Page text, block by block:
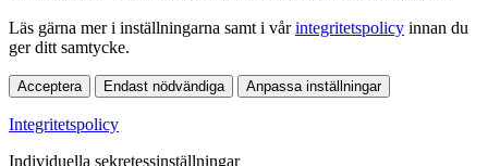
Läs gärna mer i inställningarna samt i vårintegritetspolicy innan du
ger ditt samtycke.
Acceptera Endast nödvändiga Anpassa inställningar
Integritetspolicy
Individuella sekretessinställningar